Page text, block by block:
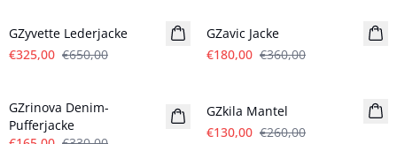
GZyvette Lederjacke
€325,00 €650,00
GZavic Jacke
€180,00 €360,00
GZrinova Denim-
Pufferjacke
GZkila Mantel
€130,00 €260,00